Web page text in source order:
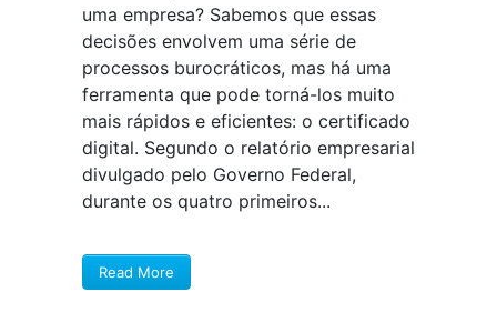
uma empresa? Sabemos que essas
decisões envolvem uma série de
processos burocráticos, mas há uma
ferramenta que pode torná-los muito
mais rápidos e eficientes: o certificado
digital. Segundo o relatório empresarial
divulgado pelo Governo Federal,
durante os quatro primeiros...
Read More